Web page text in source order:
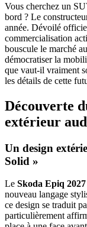
Vous cherchez un
bord ? Le
année. Dévoilé
commercialisation
bouscule le marché
démocratiser la
que vaut-il vraiment
les détails de cette
Découverte
extérieur
Un design
Solid »
Le Skoda Epiq 2027
nouveau langage
ce design se traduit
particulièrement